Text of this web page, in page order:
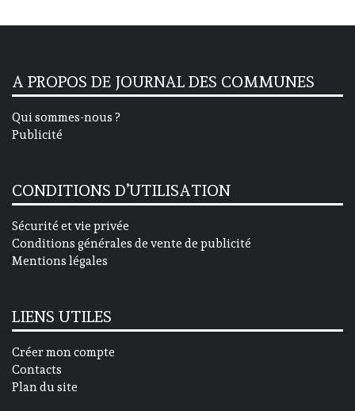
A PROPOS DE JOURNAL DES COMMUNES
Qui sommes-nous ?
Publicité
CONDITIONS D’UTILISATION
Sécurité et vie privée
Conditions générales de vente de publicité
Mentions légales
LIENS UTILES
Créer mon compte
Contacts
Plan du site